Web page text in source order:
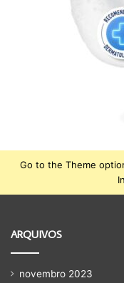
Go to the Theme
ARQUIVOS
novembro 2023